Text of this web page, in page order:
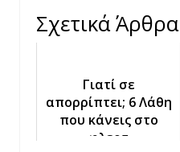
Σχετικά Άρθρα
Γιατί σε
απορρίπτει; 6 Λάθη
που κάνεις στο
φλερτ